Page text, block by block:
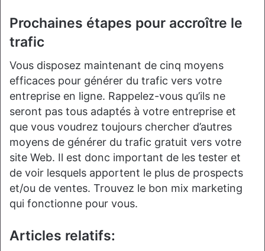
Prochaines étapes pour accroître le
trafic
Vous disposez maintenant de cinq moyens
efficaces pour générer du trafic vers votre
entreprise en ligne. Rappelez-vous qu’ils ne
seront pas tous adaptés à votre entreprise et
que vous voudrez toujours chercher d’autres
moyens de générer du trafic gratuit vers votre
site Web. Il est donc important de les tester et
de voir lesquels apportent le plus de prospects
et/ou de ventes. Trouvez le bon mix marketing
qui fonctionne pour vous.
Articles relatifs: